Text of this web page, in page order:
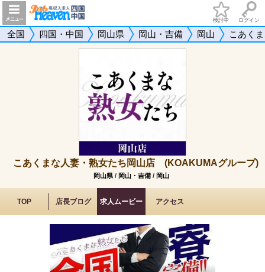
検討中 ログイン
全国 四国・中国 岡山県 岡山・吉備 岡山 こあく
こあくまな人妻・熟女たち岡山店 (KOAKUMAグループ)
岡山県/ 岡山・吉備/ 岡山
TOP 店長ブログ 求人ムービー アクセス